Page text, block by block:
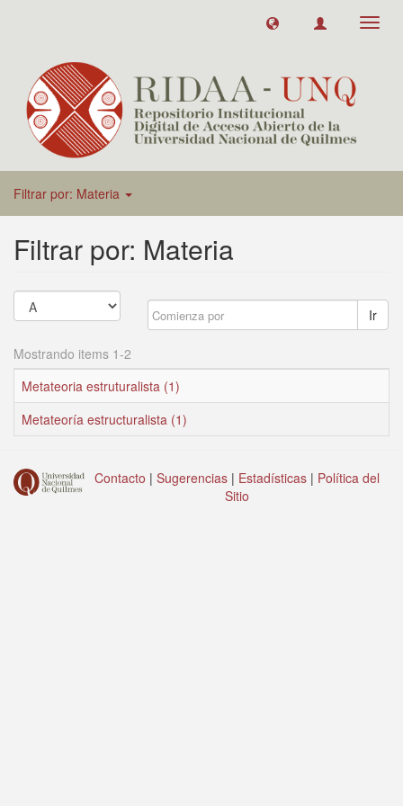
Filtrar por: Materia
Filtrar por: Materia
Ir
Mostrando items 1-2
Metateoria estruturalista (1)
Metateoría estructuralista (1)
Contacto | Sugerencias | Estadísticas | Política del
Sitio